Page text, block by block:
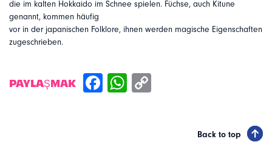
die im kalten Hokkaido im Schnee spielen. Füchse, auch Kitune
genannt, kommen häufig
vor in der japanischen Folklore, ihnen werden magische Eigenschaften
zugeschrieben.
PAYLAŞMAK
Back to top